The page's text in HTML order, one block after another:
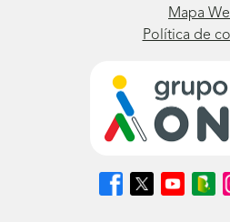
Mapa
Política de
Síguenos
en
Síguenos
en
Síguenos
en
en